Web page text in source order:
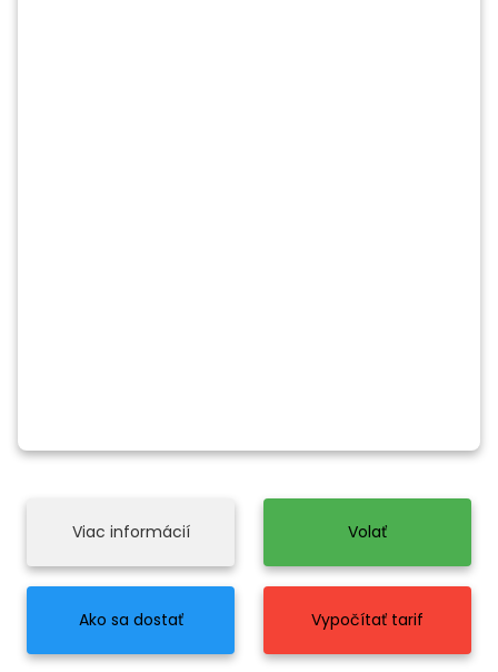
Viac informácií Volať
Ako sa dostať Vypočítať tarif